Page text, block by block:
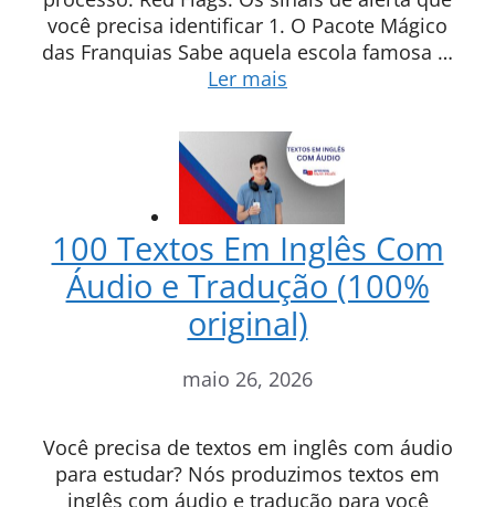
você precisa identificar 1. O Pacote Mágico
das Franquias Sabe aquela escola famosa …
Ler mais
100 Textos Em Inglês Com
Áudio e Tradução (100%
original)
maio 26, 2026
Você precisa de textos em inglês com áudio
para estudar? Nós produzimos textos em
inglês com áudio e tradução para você